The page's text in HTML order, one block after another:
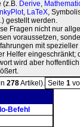
(z.B. Derive,
, LaTeX,
gestellt werden.
Fragen nicht nur
voraussetzen,
mit spezieller
Helfer eingeschränkt;
wird aber
278Artikel). Seite 1
Befehl